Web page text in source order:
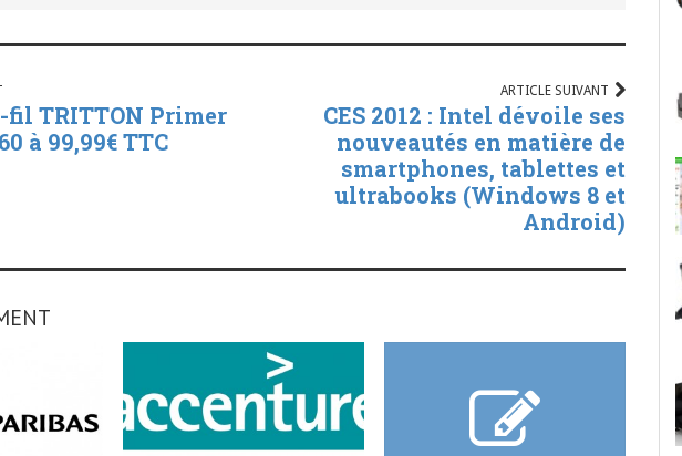
fil TRITTON Primer
à 99,99€ TTC
ARTICLE SUIVANT
CES 2012 : Intel dévoile ses
nouveautés en matière de
smartphones, tablettes et
ultrabooks (Windows 8 et
Android)